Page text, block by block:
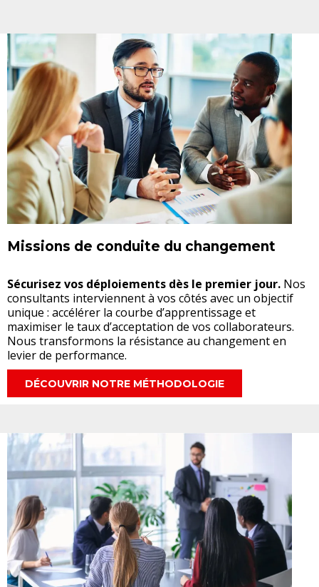
Missions de conduite du changement
Sécurisez vos déploiements dès le premier jour. Nos
consultants interviennent à vos côtés avec un objectif
unique : accélérer la courbe d’apprentissage et
maximiser le taux d’acceptation de vos collaborateurs.
Nous transformons la résistance au changement en
levier de performance.
DÉCOUVRIR NOTRE MÉTHODOLOGIE